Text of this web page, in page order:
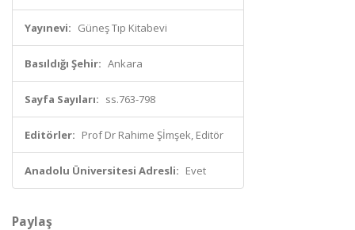
Yayınevi: Güneş Tıp Kitabevi
Basıldığı Şehir: Ankara
Sayfa Sayıları: ss.763-798
Editörler: Prof Dr Rahime Şİmşek, Editör
Anadolu Üniversitesi Adresli: Evet
Paylaş